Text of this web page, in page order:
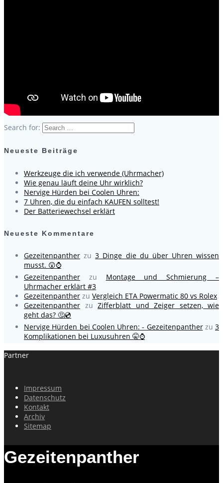
Search for:
Neueste Beiträge
Werkzeuge die ich verwende (Uhrmacher)
Wie genau läuft deine Uhr wirklich?
Nervige Hürden bei Coolen Uhren:
7 Uhren, die du einfach KAUFEN solltest!
Der Batteriewechsel erklärt
Neueste Kommentare
Gezeitenpanther zu3 Dinge die du über Uhren wissen
musst. 😲⌚
Gezeitenpanther zu Montage und Schmierung –
Uhrmacher erklärt #3
Gezeitenpanther zu Vergleich ETA Powermatic 80 vs Rolex
Gezeitenpanther zu Zifferblatt und Zeiger setzen, wie
geht das? 🤔💿
Nervige Hürden bei Coolen Uhren: - Gezeitenpantherzu 3
Komplikationen bei Luxusuhren 🤫⌚
Partner
Impressum
Datenschutz
Kontakt
Archiv
Sitemap
Gezeitenpanther